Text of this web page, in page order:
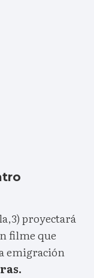
proyectará
filme que
emigración